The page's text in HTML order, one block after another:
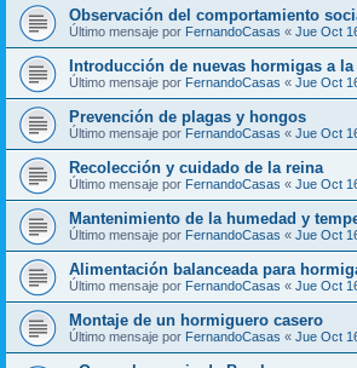
Observación del comportamiento
Último mensaje por FernandoCasas « Jue Oct
Introducción de nuevas hormigas a
Último mensaje por FernandoCasas « Jue Oct
Prevención de plagas y hongos
Último mensaje por FernandoCasas « Jue Oct
Recolección y cuidado de la reina
Último mensaje por FernandoCasas « Jue Oct
Mantenimiento de la humedad y
Último mensaje por FernandoCasas « Jue Oct
Alimentación balanceada para
Último mensaje por FernandoCasas « Jue Oct
Montaje de un hormiguero casero
Último mensaje por FernandoCasas « Jue Oct